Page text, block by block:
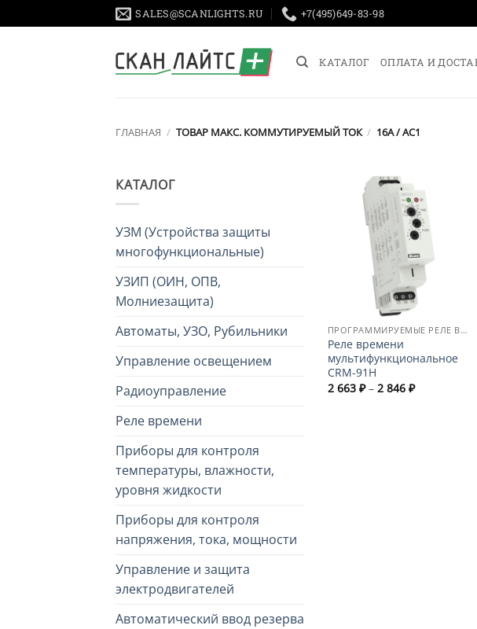
to
SALES@SCANLIGHTS.RU +7(495)649-83-98
КАТАЛОГ ОПЛАТА И
ГЛАВНАЯ / ТОВАР МАКС. КОММУТИРУЕМЫЙ ТОК / 16A / AC1
КАТАЛОГ
УЗМ (Устройства защиты
многофункциональные)
УЗИП (ОИН, ОПВ,
Молниезащита)
Автоматы, УЗО, Рубильники
Управление освещением
Радиоуправление
Реле времени
Приборы для контроля
температуры, влажности,
уровня жидкости
Приборы для контроля
напряжения, тока, мощности
Управление и защита
электродвигателей
Автоматический ввод резерва
ПРОГРАММИРУЕМЫЕ РЕЛЕ ВРЕМЕНИ
Реле времени
мультифункциональное
CRM-91H
2 663 ₽ – 2 846 ₽Диапазон